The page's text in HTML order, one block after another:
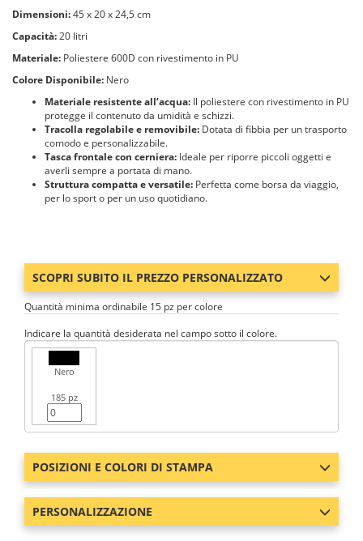
Dimensioni:45 x 20 x 24,5 cm
Capacità:20 litri
Materiale: Poliestere 600D con rivestimento in PU
Colore Disponibile: Nero
Materiale resistente all’acqua: Il poliestere con rivestimento in PU
protegge il contenuto da umidità e schizzi.
Tracolla regolabile e removibile: Dotata di fibbia per un trasporto
comodo e personalizzabile.
Tasca frontale con cerniera: Ideale per riporre piccoli oggetti e
averli sempre a portata di mano.
Struttura compatta e versatile: Perfetta come borsa da viaggio,
per lo sport o per un uso quotidiano.
SCOPRI SUBITO IL PREZZO PERSONALIZZATO
Quantità minima ordinabile 15 pz per colore
Indicare la quantità desiderata nel campo sotto il colore.
Nero
185 pz
POSIZIONI E COLORI DI STAMPA
PERSONALIZZAZIONE